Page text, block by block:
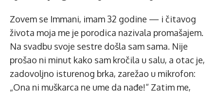
Zovem se Immani, imam 32 godine — i čitavog
života moja me je porodica nazivala promašajem.
Na svadbu svoje sestre došla sam sama. Nije
prošao ni minut kako sam kročila u salu, a otac je,
zadovoljno isturenog brka, zarežao u mikrofon:
„Ona ni muškarca ne ume da nađe!“ Zatim me,